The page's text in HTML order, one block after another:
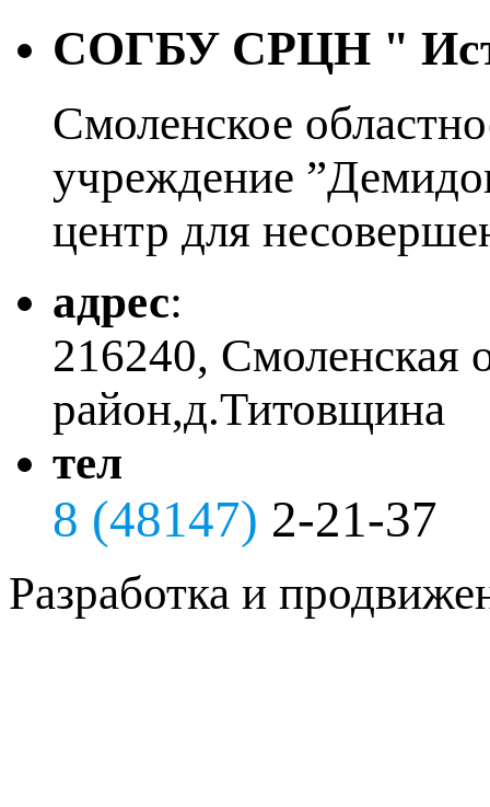
СОГБУ СРЦН "
Смоленское
учреждение
центр для
адрес:
216240, Смоленская
район,д.Титовщина
тел
8 (48147) 2-21-37
Разработка и